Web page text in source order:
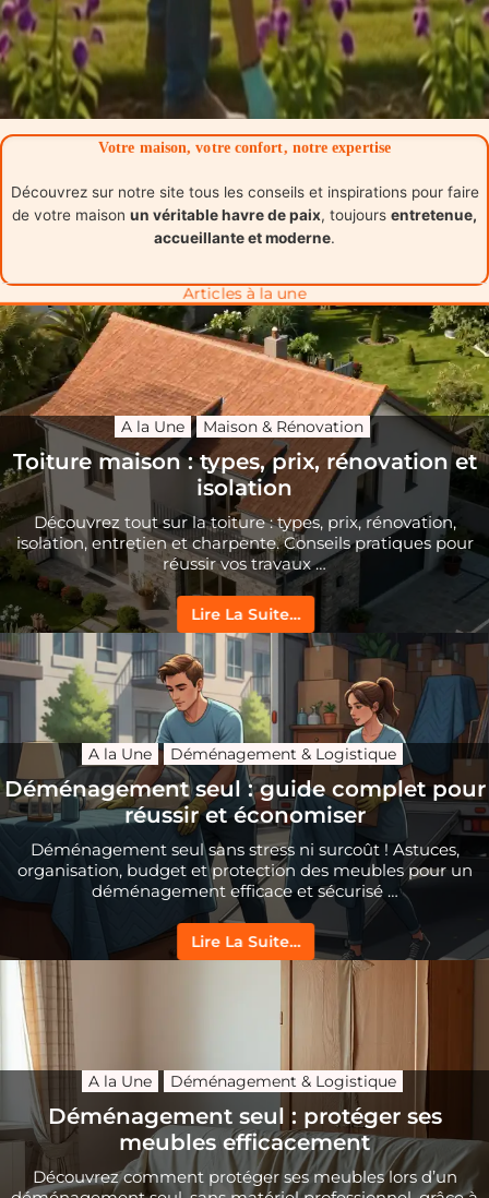
Votre maison, votre confort, notre expertise
Découvrez sur notre site tous les conseils et inspirations pour faire
de votre maison un véritable havre de paix, toujours entretenue,
accueillante et moderne.
Articles à la une
A la Une Maison & Rénovation
Toiture maison : types, prix, rénovation et
isolation
Découvrez tout sur la toiture : types, prix, rénovation,
isolation, entretien et charpente. Conseils pratiques pour
réussir vos travaux …
Lire La Suite…
A la Une Déménagement & Logistique
Déménagement seul : guide complet pour
réussir et économiser
Déménagement seul sans stress ni surcoût ! Astuces,
organisation, budget et protection des meubles pour un
déménagement efficace et sécurisé …
Lire La Suite…
A la Une Déménagement & Logistique
Déménagement seul : protéger ses
meubles efficacement
Découvrez comment protéger ses meubles lors d’un